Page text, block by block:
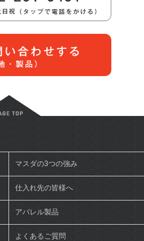
マスダの3つの強み
仕入れ先の皆様へ
アパレル製品
よくあるご質問